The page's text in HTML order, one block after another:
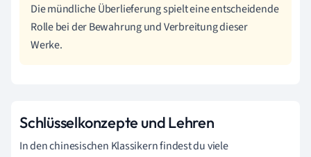
Die mündliche Überlieferung spielt eine entscheidende
Rolle bei der Bewahrung und Verbreitung dieser
Werke.
Schlüsselkonzepte und Lehren
In den chinesischen Klassikern findest du viele